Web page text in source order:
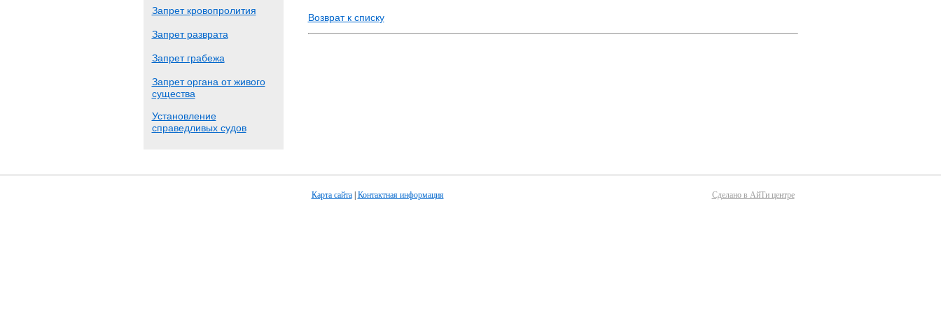
Запрет кровопролития
Запрет разврата
Запрет грабежа
Запрет органа от живого
существа
Установление
справедливых судов
Возврат к списку
Карта сайта| Контактная информация Сделано в АйТи центре